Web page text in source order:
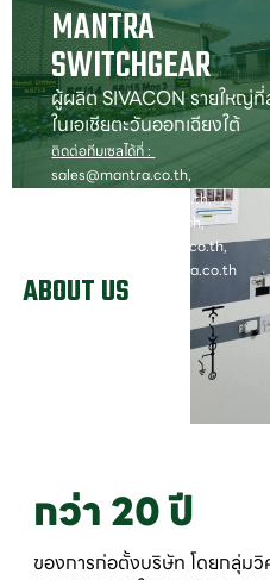
MANTRA
SWITCHGEAR
ผู้ผลิต SIVACON รายใหญ่
ในเอเชียตะวันออกเฉียงใต้
ติดต่อทีมเซลได้ที่ :
sales@mantra.co.th,
anusorn@mantra.co.th,
phisal.j@mantra.co.th,
morakot.k@mantra.co.th,
natthawut.b@mantra.co.th
ABOUT US
กว่า 20 ปี
ของการก่อตั้งบริษัท โดยกลุ่มวิ